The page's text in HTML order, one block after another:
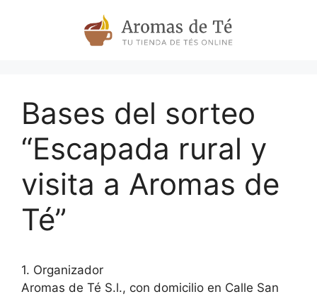
Bases del sorteo
“Escapada rural y
visita a Aromas de
Té”
1. Organizador
Aromas de Té S.l., con domicilio en Calle San